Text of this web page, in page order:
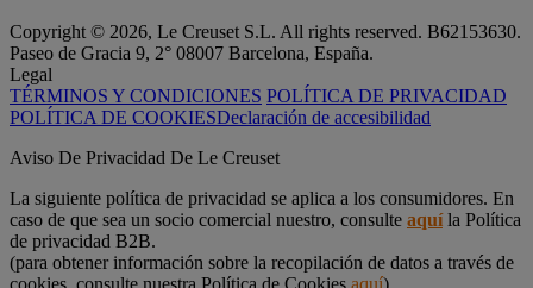
Copyright © 2026, Le Creuset S.L. All rights reserved. B62153630.
Paseo de Gracia 9, 2° 08007 Barcelona, España.
Legal
TÉRMINOS Y CONDICIONES POLÍTICA DE PRIVACIDAD
POLÍTICA DE COOKIESDeclaración de accesibilidad
Aviso De Privacidad De Le Creuset
La siguiente política de privacidad se aplica a los consumidores. En
caso de que sea un socio comercial nuestro, consulte aquíla Política
de privacidad B2B.
(para obtener información sobre la recopilación de datos a través de